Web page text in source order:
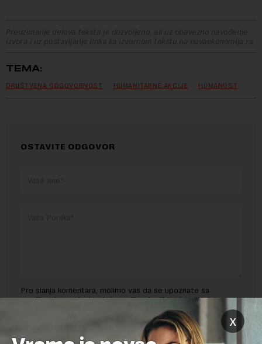
Preuzimanje delova teksta je dozvoljeno, ali uz obavezno navođenje
izvora i uz postavljanje linka ka izvornom tekstu na novaekonomija.rs
TEMA:
DRUŠTVENA ODGOVORNOST HUMANITARNE AKCIJE HUMANOST
OSTAVITE ODGOVOR
Pre slanja komentara, molimo vas da se upoznate sa
pravilima komentarisanja i pravilima korišćenja sajta.
Sajt je zaštićen pomocu reCaptcha i Google.Google Politika
Google Uslovi Korišćenjasu primenjeni.
x